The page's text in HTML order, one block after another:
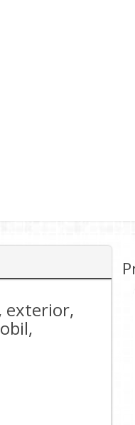
exterior,